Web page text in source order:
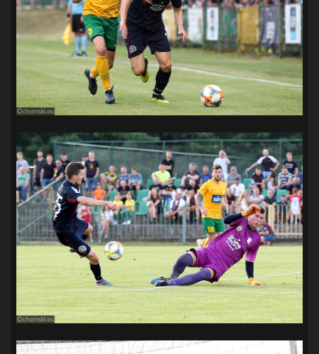
SANDRA SPA POGOŃ SZCZECIN(100) SIEDLECKA (63)
SPARING (110) SPR POGOŃ SZCZECIN (72)
SPÓJNIA STARGARD(35) STOCZNIA SZCZECIN(40)
SUPERLIGA KOBIET(58) SUPERLIGA MĘŻCZYZN(92)
TAURON LIGA KOBIET(106) TENIS(26) TREFL SOPOT(26)
WYGRANA(43) ZAGŁĘBIE LUBIN(36) ŚLĄSK WROCŁAW(29)
ŚWIT SKOLWIN (111)
STAT4U